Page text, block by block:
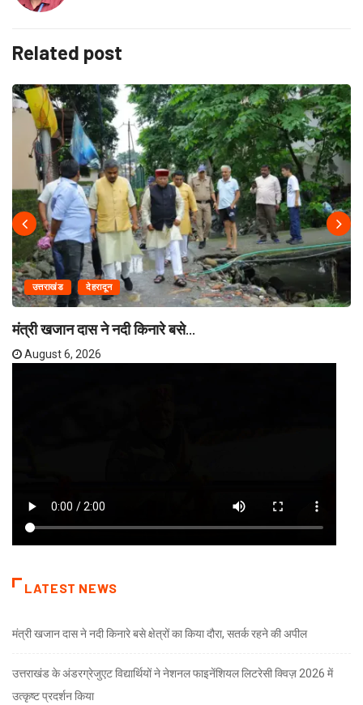
Related post
उत्तराखंड देहरादून
मंत्री खजान दास ने नदी किनारे बसे...
August 6, 2026
LATEST NEWS
मंत्री खजान दास ने नदी किनारे बसे क्षेत्रों का किया दौरा, सतर्क रहने की अपील
उत्तराखंड के अंडरग्रेजुएट विद्यार्थियों ने नेशनल फाइनेंशियल लिटरेसी क्विज़ 2026 में
उत्कृष्ट प्रदर्शन किया